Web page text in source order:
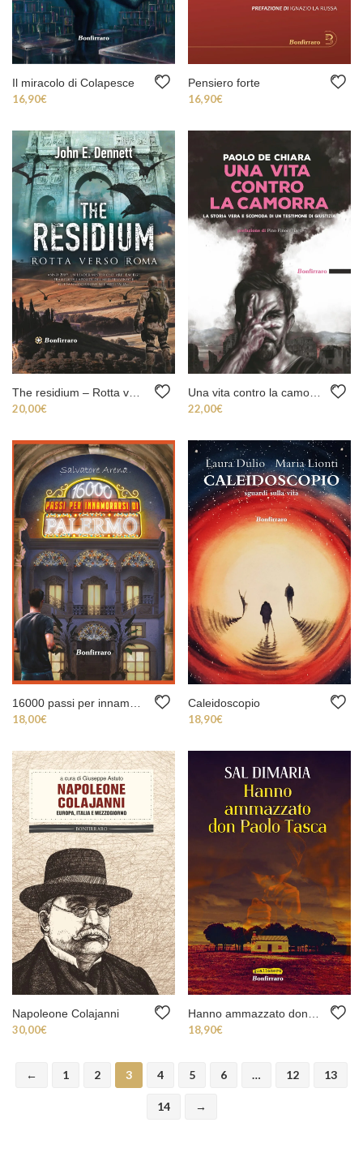
Il miracolo di Colapesce
16,90€
Pensiero forte
16,90€
The residium – Rotta verso Roma
20,00€
Una vita contro la camorra
22,00€
16000 passi per innamorarsi di Palermo
18,00€
Caleidoscopio
18,90€
Napoleone Colajanni
30,00€
Hanno ammazzato don Paolo Tasca
18,90€
← 1 2 3 4 5 6 … 12 13
14 →